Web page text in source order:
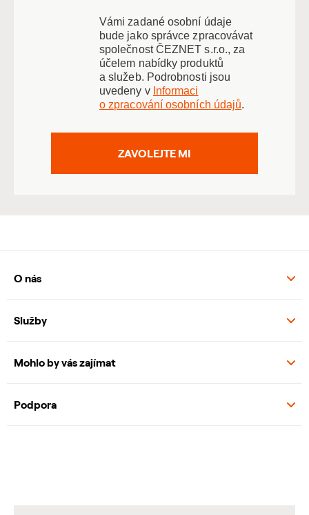
Vámi zadané osobní údaje
bude jako správce zpracovávat
společnost ČEZNET s.r.o., za
účelem nabídky produktů
a služeb. Podrobnosti jsou
uvedeny v Informaci
o zpracování osobních údajů.
ZAVOLEJTE MI
O nás
Služby
Mohlo by vás zajímat
Podpora